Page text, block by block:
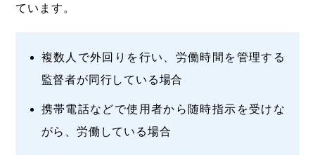
ています。
複数人で外回りを行い、労働時間を管理する
監督者が同行している場合
携帯電話などで使用者から随時指示を受けな
がら、労働している場合